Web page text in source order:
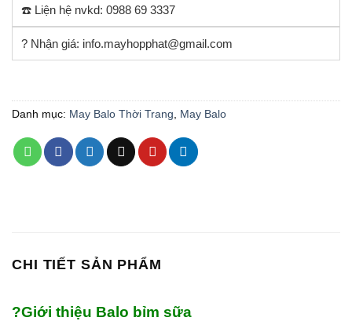
☎️ Liện hệ nvkd: 0988 69 3337
? Nhận giá: info.mayhopphat@gmail.com
Danh mục: May Balo Thời Trang, May Balo
CHI TIẾT SẢN PHẨM
?Giới thiệu Balo bỉm sữa